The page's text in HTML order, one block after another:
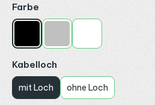
Farbe
Kabelloch
mit Loch ohne Loch